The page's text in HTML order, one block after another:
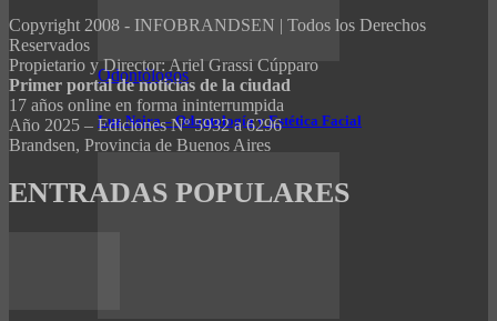
Odontólogos
Luz Neira – Odontología y Estética Facial
Copyright 2008 - INFOBRANDSEN | Todos los Derechos
Reservados
Propietario y Director: Ariel Grassi Cúpparo
Primer portal de noticias de la ciudad
17 años online en forma ininterrumpida
Año 2025 – Ediciones Nº 5932 a 6296
Brandsen, Provincia de Buenos Aires
ENTRADAS POPULARES